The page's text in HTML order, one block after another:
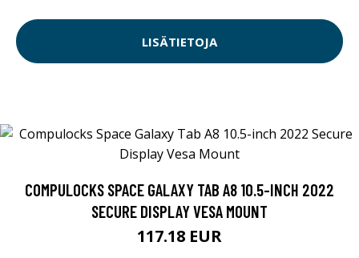
LISÄTIETOJA
COMPULOCKS SPACE GALAXY TAB A8 10.5-INCH 2022
SECURE DISPLAY VESA MOUNT
117.18 EUR